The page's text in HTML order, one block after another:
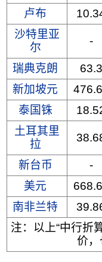
卢布
沙特里亚
尔
-
瑞典克朗 63.3
新加坡元
泰国铢
土耳其里
拉
新台币 -
美元
南非兰特
注：以上“中行折
价，